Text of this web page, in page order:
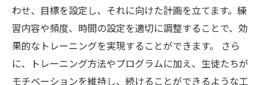
わせ、目標を設定し、それに向けた計画を立てます。練
習内容や頻度、時間の設定を適切に調整することで、効
果的なトレーニングを実現することができます。 さら
に、トレーニング方法やプログラムに加え、生徒たちが
モチベーションを維持し、続けることができるような工